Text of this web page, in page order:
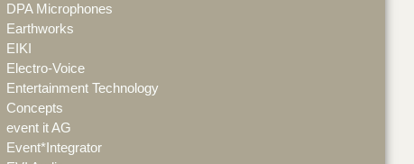
DPA Microphones
Earthworks
EIKI
Electro-Voice
Entertainment Technology
Concepts
event it AG
Event*Integrator